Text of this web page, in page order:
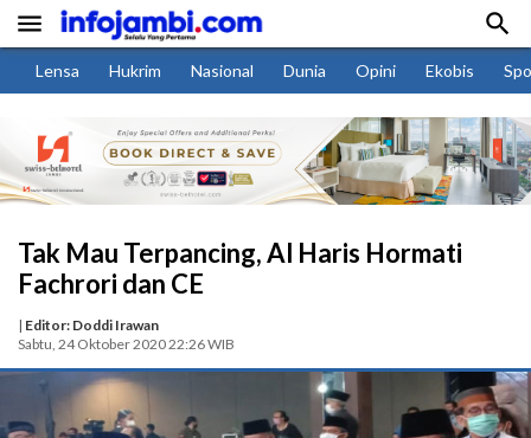
 
Lensa Hukrim Nasional Dunia Opini Ekobis
Tak Mau Terpancing, Al Haris Hormati
Fachrori dan CE
| Editor: Doddi Irawan
Sabtu, 24 Oktober 2020 22:26 WIB